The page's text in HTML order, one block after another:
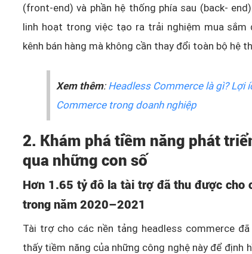
(front-end) và phần hệ thống phía sau (back-
linh hoạt trong việc tạo ra trải nghiệm mua sắm
kênh bán hàng mà không cần thay đổi toàn bộ hệ
Xem thêm:Headless Commerce là gì? Lợi
Commerce trong doanh nghiệp
2. Khám phá tiềm năng phát
qua những con số
Hơn 1.65 tỷ đô la tài trợ đã thu được cho
trong năm 2020–2021
Tài trợ cho các nền tảng headless commerce
thấy tiềm năng của những công nghệ này để định